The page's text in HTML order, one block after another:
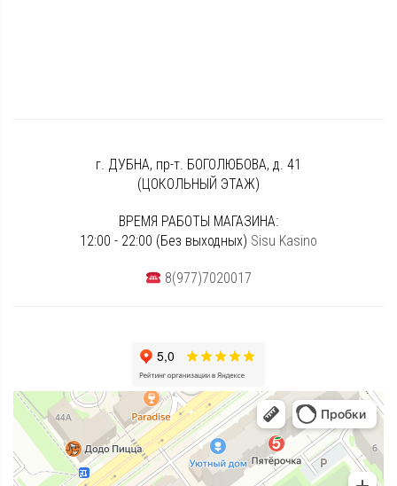
г. ДУБНА, пр-т. БОГОЛЮБОВА, д. 41
(ЦОКОЛЬНЫЙ ЭТАЖ)
ВРЕМЯ РАБОТЫ МАГАЗИНА:
12:00 - 22:00 (Без выходных) Sisu Kasino
8(977)7020017